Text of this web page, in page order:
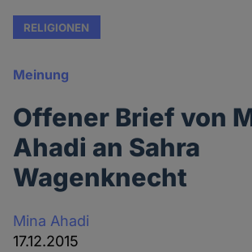
RELIGIONEN
Meinung
Offener Brief von
Ahadi an Sahra
Wagenknecht
Mina Ahadi
17.12.2015